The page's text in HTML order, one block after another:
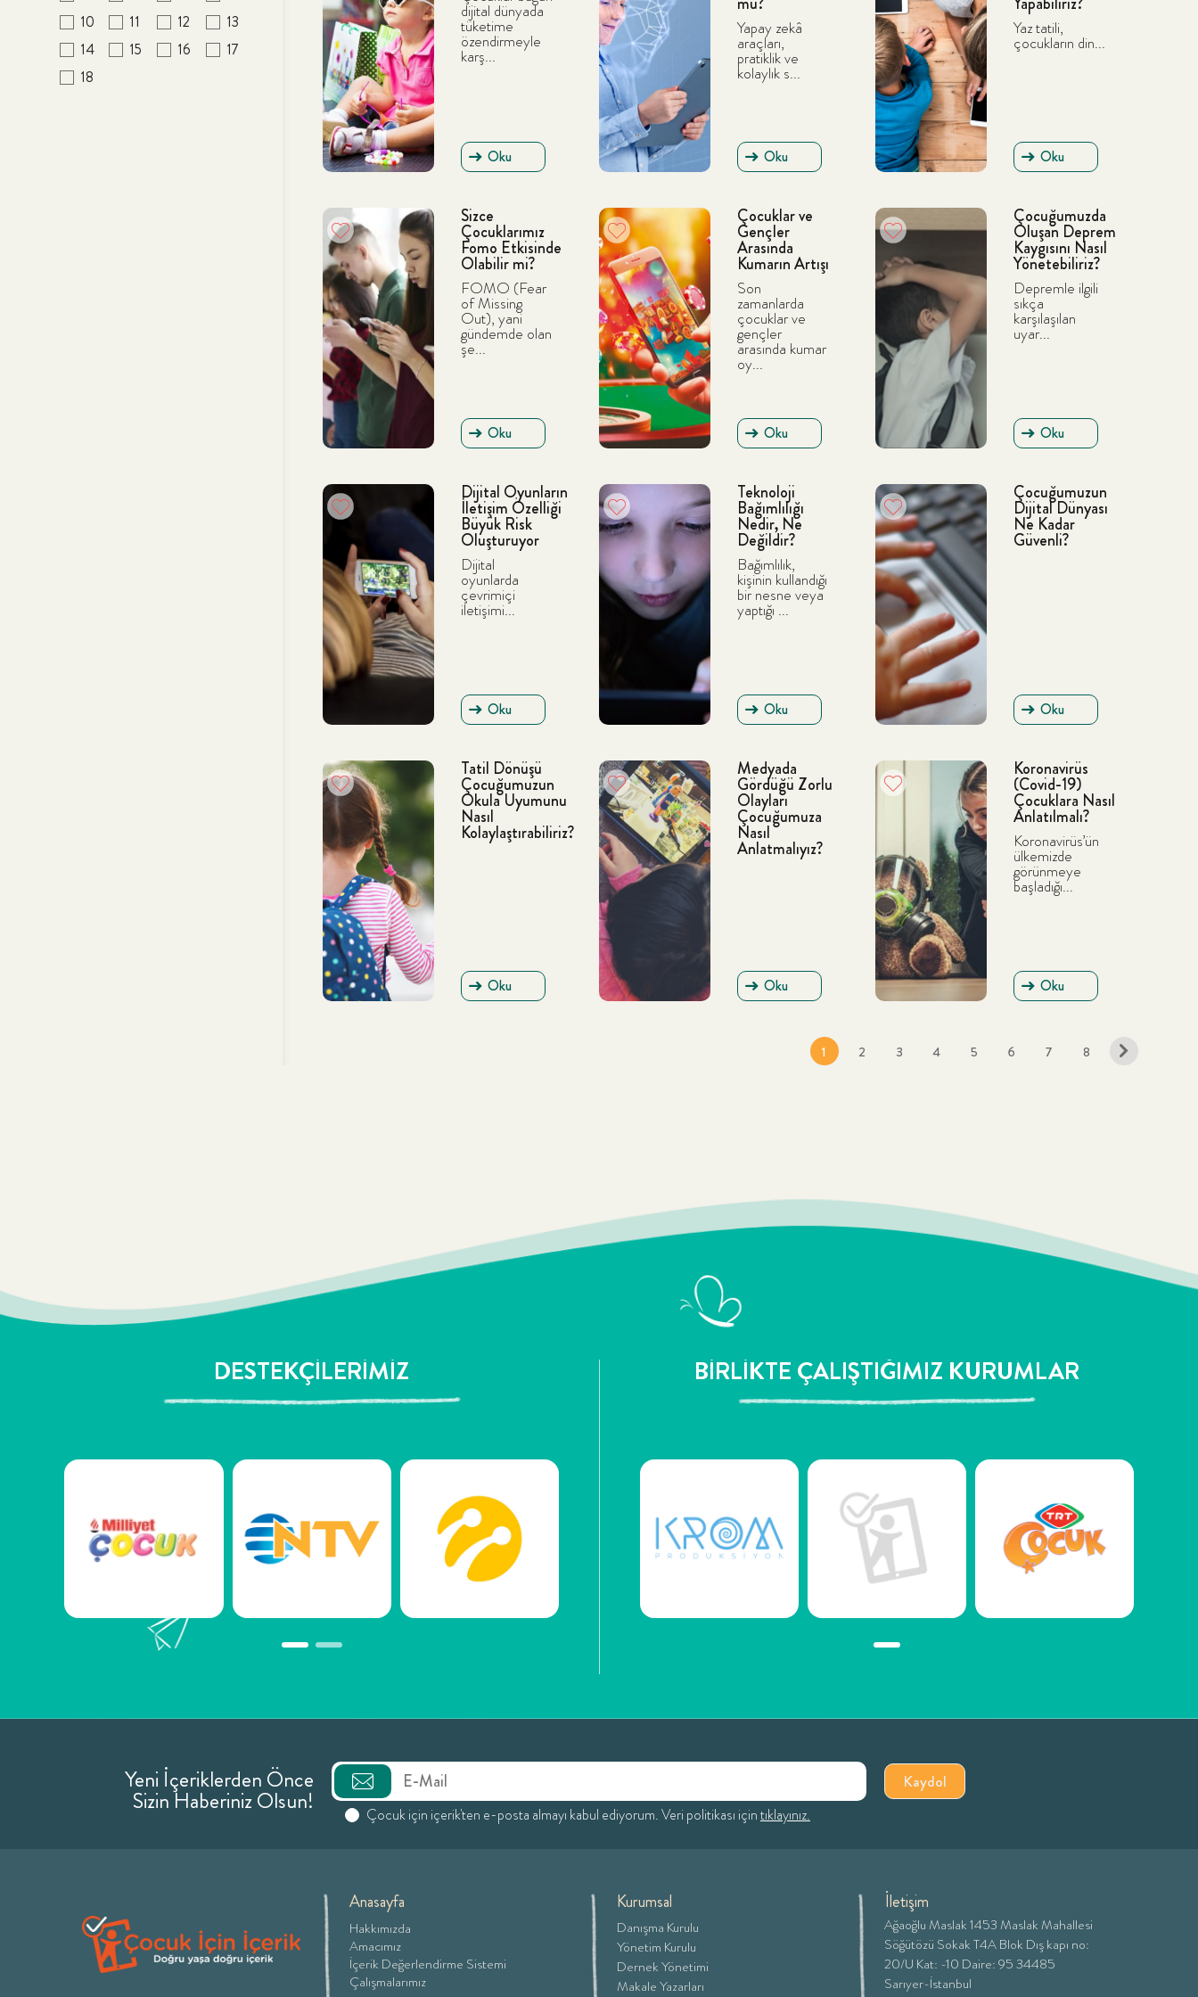
10
11 12
13
14
15 16
17
18
dijital dünyada
tüketime
özendirmeyle
karş...
Oku
Yapay zekâ
araçları,
pratiklik ve
kolaylık s...
Oku
Yaz tatili,
çocukların din...
Oku
Sizce
Çocuklarımız
Fomo Etkisinde
Olabilir mi?
FOMO (Fear
of Missing
Out), yani
gündemde olan
şe...
Oku
Çocuklar ve
Gençler
Arasında
Kumarın Artışı
Son
zamanlarda
çocuklar ve
gençler
arasında kumar
oy...
Oku
Çocuğumuzda
Oluşan Deprem
Kaygısını Nasıl
Yönetebiliriz?
Depremle ilgili
sıkça
karşılaşılan
uyar...
Oku
Dijital Oyunların
İletişim Özelliği
Büyük Risk
Oluşturuyor
Dijital
oyunlarda
çevrimiçi
iletişimi...
Oku
Teknoloji
Bağımlılığı
Nedir, Ne
Değildir?
Bağımlılık,
kişinin kullandığı
bir nesne veya
yaptığı ...
Oku
Çocuğumuzun
Dijital Dünyası
Ne Kadar
Güvenli?
Oku
Tatil Dönüşü
Çocuğumuzun
Okula Uyumunu
Nasıl
Kolaylaştırabiliriz?
Oku
Medyada
Gördüğü Zorlu
Olayları
Çocuğumuza
Nasıl
Anlatmalıyız?
Oku
Koronavirüs
(Covid-19)
Çocuklara Nasıl
Anlatılmalı?
Koronavirüs’ün
ülkemizde
görünmeye
başladığı...
Oku
1 2 3 4 5 6 7 8
DESTEKÇİLERİMİZ BİRLİKTE ÇALIŞTIĞIMIZ KURUMLAR
Yeni İçeriklerden Önce
Sizin Haberiniz Olsun! Çocuk için içerik'ten e-posta almayı kabul ediyorum. Veri politikası içintıklayınız.
Kaydol
Anasayfa
Hakkımızda
Amacımız
İçerik Değerlendirme Sistemi
Çalışmalarımız
Kurumsal
Danışma Kurulu
Yönetim Kurulu
Dernek Yönetimi
Makale Yazarları
İletişim
Ağaoğlu Maslak 1453 Maslak Mahallesi
Söğütözü Sokak T4A Blok Dış kapı no:
20/U Kat: -10 Daire: 95 34485
Sarıyer-İstanbul
Çocuğunuz için uygun olabilecek içerikleri bulun